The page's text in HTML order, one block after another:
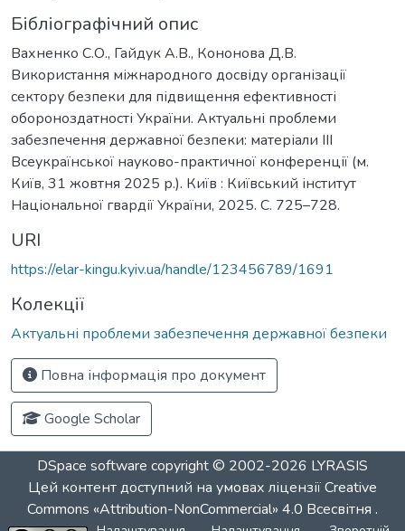
Бібліографічний опис
Вахненко С.О., Гайдук А.В., Кононова Д.В.
Використання міжнародного досвіду організації
сектору безпеки для підвищення ефективності
обороноздатності України. Актуальні проблеми
забезпечення державної безпеки: матеріали ІІІ
Всеукраїнської науково-практичної конференції (м.
Київ, 31 жовтня 2025 р.). Київ : Київський інститут
Національної гвардії України, 2025. С. 725–728.
URI
https://elar-kingu.kyiv.ua/handle/123456789/1691
Колекції
Актуальні проблеми забезпечення державної безпеки
Повна інформація про документ
Google Scholar
DSpace software copyright © 2002-2026 LYRASIS
Цей контент доступний на умовах ліцензіїCreative
Commons «Attribution-NonCommercial» 4.0 Всесвітня .